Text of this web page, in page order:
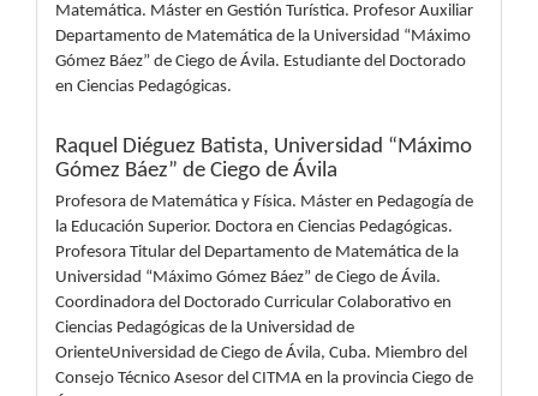
Matemática. Máster en Gestión Turística. Profesor Auxiliar
Departamento de Matemática de la Universidad “Máximo
Gómez Báez” de Ciego de Ávila. Estudiante del Doctorado
en Ciencias Pedagógicas.
Raquel Diéguez Batista, Universidad “Máximo
Gómez Báez” de Ciego de Ávila
Profesora de Matemática y Física. Máster en Pedagogía de
la Educación Superior. Doctora en Ciencias Pedagógicas.
Profesora Titular del Departamento de Matemática de la
Universidad “Máximo Gómez Báez” de Ciego de Ávila.
Coordinadora del Doctorado Curricular Colaborativo en
Ciencias Pedagógicas de la Universidad de
OrienteUniversidad de Ciego de Ávila, Cuba. Miembro del
Consejo Técnico Asesor del CITMA en la provincia Ciego de